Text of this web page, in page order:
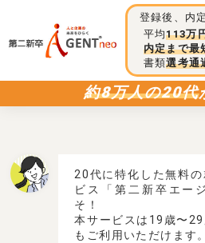
登録後、内
平均113万
内定まで最
書類選考通
約8万人の20代
20代に特化した無料
ビス「第二新卒エー
そ！
本サービスは19歳〜
もご利用いただけます。